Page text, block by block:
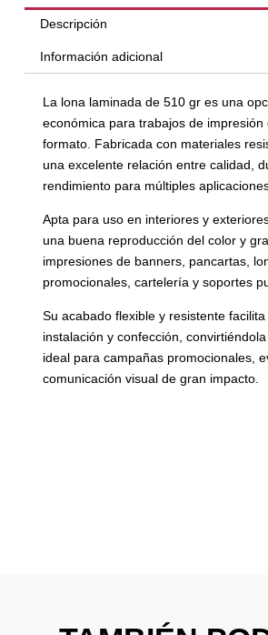
Descripción
Información adicional
La lona laminada de 510 gr es una
económica para trabajos de impresión
formato. Fabricada con materiales
una excelente relación entre calidad,
rendimiento para múltiples
Apta para uso en interiores y
una buena reproducción del color y
impresiones de banners, pancartas,
promocionales, cartelería y soportes
Su acabado flexible y resistente facilita
instalación y confección,
ideal para campañas promocionales,
comunicación visual de gran impacto.